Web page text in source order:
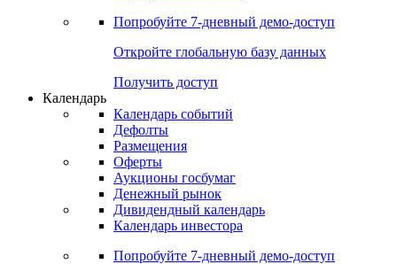
Попробуйте 7-дневный демо-доступ
Откройте глобальную базу данных
Получить доступ
Календарь
Календарь событий
Дефолты
Размещения
Оферты
Аукционы госбумаг
Денежный рынок
Дивидендный календарь
Календарь инвестора
Попробуйте 7-дневный демо-доступ